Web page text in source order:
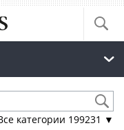
категории 199231 ▼